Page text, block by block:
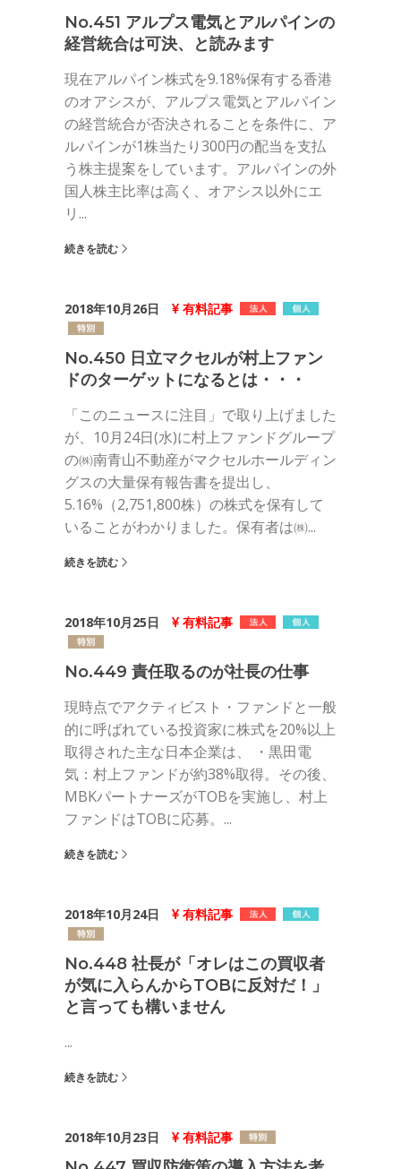
No.451 アルプス電気とアルパインの
経営統合は可決、と読みます
現在アルパイン株式を9.18%保有する香港
のオアシスが、アルプス電気とアルパイン
の経営統合が否決されることを条件に、ア
ルパインが1株当たり300円の配当を支払
う株主提案をしています。アルパインの外
国人株主比率は高く、オアシス以外にエ
リ...
続きを読む
2018年10月26日 有料記事
No.450 日立マクセルが村上ファン
ドのターゲットになるとは・・・
「このニュースに注目」で取り上げました
が、10月24日(水)に村上ファンドグループ
の㈱南青山不動産がマクセルホールディン
グスの大量保有報告書を提出し、
5.16%（2,751,800株）の株式を保有して
いることがわかりました。保有者は㈱...
続きを読む
2018年10月25日 有料記事
No.449 責任取るのが社長の仕事
現時点でアクティビスト・ファンドと一般
的に呼ばれている投資家に株式を20%以上
取得された主な日本企業は、 ・黒田電
気：村上ファンドが約38%取得。その後、
MBKパートナーズがTOBを実施し、村上
ファンドはTOBに応募。...
続きを読む
2018年10月24日 有料記事
No.448 社長が「オレはこの買収者
が気に入らんからTOBに反対だ！」
と言っても構いません
...
続きを読む
2018年10月23日 有料記事